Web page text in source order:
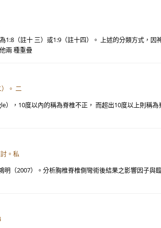
（註十 三）或1:9（註十四）。 上述的分類方式，
兩 種重疊
。 二
，10度以內的稱為脊椎不正， 而超出10度以上則稱
。私
（2007）。分析胸椎脊椎側彎術後結果之影響因子